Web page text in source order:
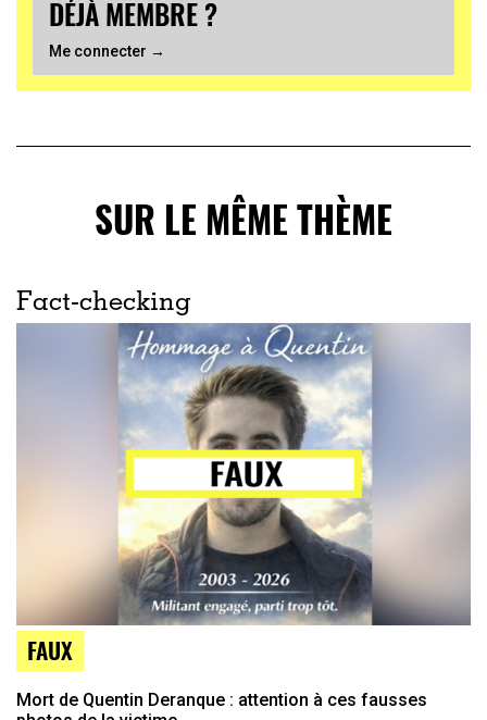
DÉJÀ MEMBRE ?
Me connecter →
SUR LE MÊME THÈME
Fact-checking
FAUX
Mort de Quentin Deranque : attention à ces fausses